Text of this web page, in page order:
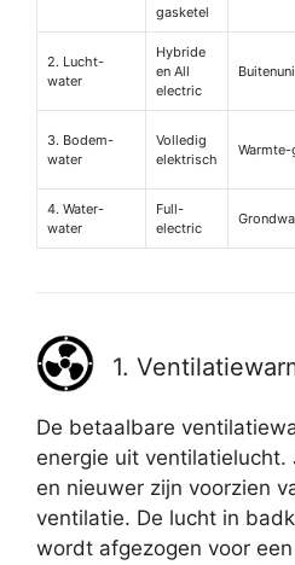
gasketel
2. Lucht-
water
Hybride
en All
electric
3. Bodem-
water
Volledig
elektrisch
4. Water-
water
Full-
electric
1.
De betaalbare
energie uit ventilatielucht.
en nieuwer zijn voorzien
ventilatie. De lucht in
wordt afgezogen voor